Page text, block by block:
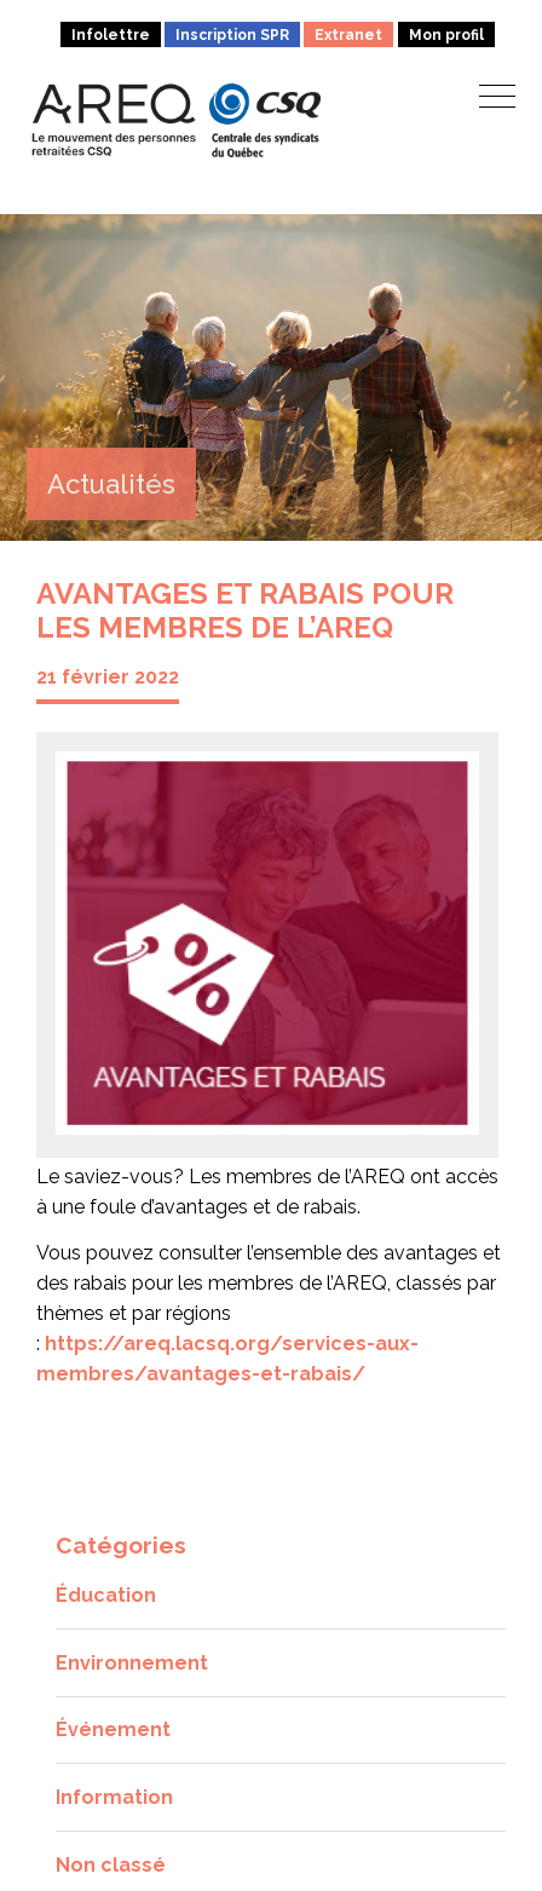
Infolettre Inscription SPR Extranet Mon profil
Actualités
AVANTAGES ET RABAIS POUR
LES MEMBRES DE L’AREQ
21 février 2022
Le saviez-vous? Les membres de l’AREQ ont accès
à une foule d’avantages et de rabais.
Vous pouvez consulter l’ensemble des avantages et
des rabais pour les membres de l’AREQ, classés par
thèmes et par régions
: https://areq.lacsq.org/services-aux-
membres/avantages-et-rabais/
Catégories
Éducation
Environnement
Événement
Information
Non classé